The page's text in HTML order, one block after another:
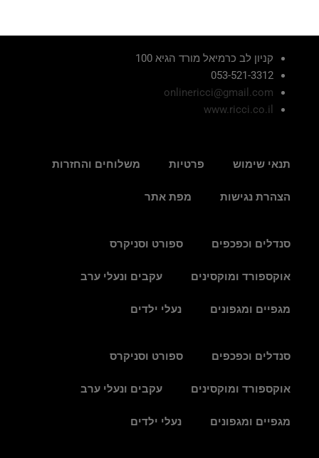
קניון לב כרמיאל מורד הגיא 100
053-521-3312
onlinericci@gmail.com
www.ricci.co.il
תנאי שימוש פרטיות משלוחים והחזרות
הצהרת נגישות מפת אתר
סנדלים וכפכפים ספורט וסניקרס
אוקספורד ומוקסינים עקבים ונעלי ערב
מגפיים ומגפונים נעלי ילדים
סנדלים וכפכפים ספורט וסניקרס
אוקספורד ומוקסינים עקבים ונעלי ערב
מגפיים ומגפונים נעלי ילדים